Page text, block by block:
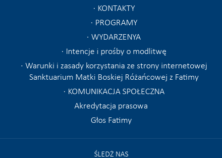
KONTAKTY
PROGRAMY
WYDARZENYA
Intencje i prośby o modlitwę
Warunki i zasady korzystania ze strony internetowej
Sanktuarium Matki Boskiej Różańcowej z Fatimy
KOMUNIKACJA SPOŁECZNA
Akredytacja prasowa
Głos Fatimy
ŚLEDŻ NAS